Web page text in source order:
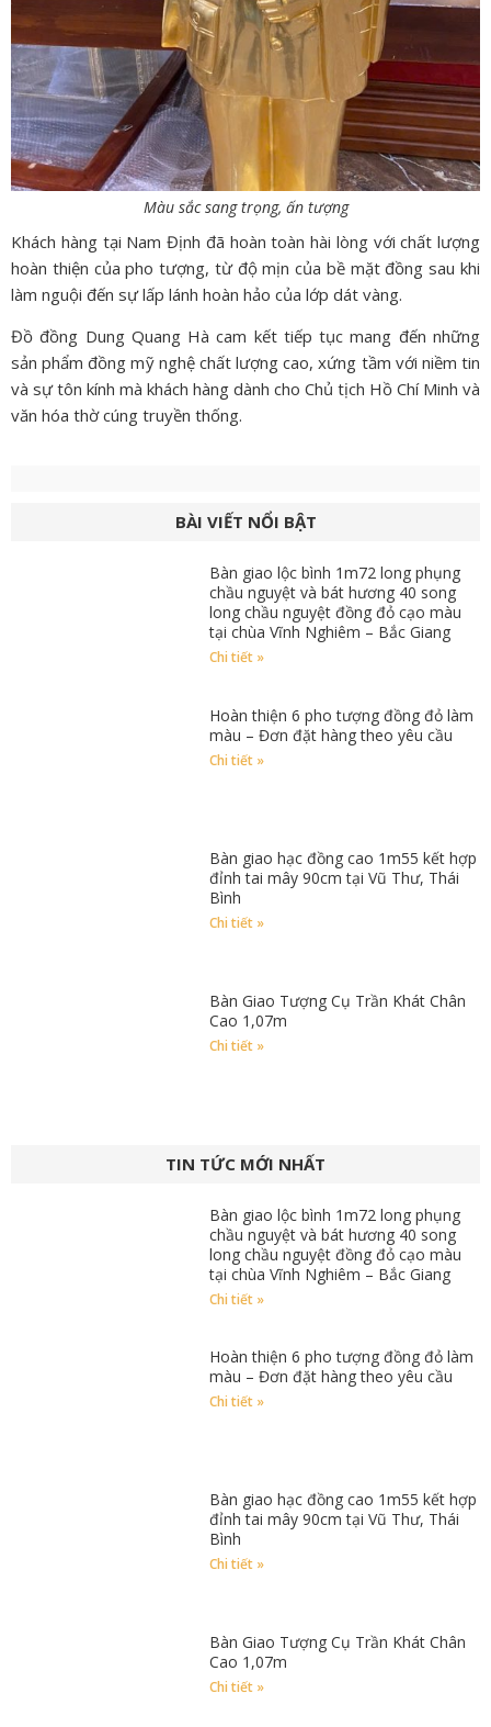
Màu sắc sang trọng, ấn tượng
Khách hàng tại Nam Định đã hoàn toàn hài lòng với chất lượng
hoàn thiện của pho tượng, từ độ mịn của bề mặt đồng sau khi
làm nguội đến sự lấp lánh hoàn hảo của lớp dát vàng.
Đồ đồng Dung Quang Hà cam kết tiếp tục mang đến những
sản phẩm đồng mỹ nghệ chất lượng cao, xứng tầm với niềm tin
và sự tôn kính mà khách hàng dành cho Chủ tịch Hồ Chí Minh và
văn hóa thờ cúng truyền thống.
BÀI VIẾT NỔI BẬT
Bàn giao lộc bình 1m72 long phụng
chầu nguyệt và bát hương 40 song
long chầu nguyệt đồng đỏ cạo màu
tại chùa Vĩnh Nghiêm – Bắc Giang
Chi tiết »
Hoàn thiện 6 pho tượng đồng đỏ làm
màu – Đơn đặt hàng theo yêu cầu
Chi tiết »
Bàn giao hạc đồng cao 1m55 kết hợp
đỉnh tai mây 90cm tại Vũ Thư, Thái
Bình
Chi tiết »
Bàn Giao Tượng Cụ Trần Khát Chân
Cao 1,07m
Chi tiết »
TIN TỨC MỚI NHẤT
Bàn giao lộc bình 1m72 long phụng
chầu nguyệt và bát hương 40 song
long chầu nguyệt đồng đỏ cạo màu
tại chùa Vĩnh Nghiêm – Bắc Giang
Chi tiết »
Hoàn thiện 6 pho tượng đồng đỏ làm
màu – Đơn đặt hàng theo yêu cầu
Chi tiết »
Bàn giao hạc đồng cao 1m55 kết hợp
đỉnh tai mây 90cm tại Vũ Thư, Thái
Bình
Chi tiết »
Bàn Giao Tượng Cụ Trần Khát Chân
Cao 1,07m
Chi tiết »